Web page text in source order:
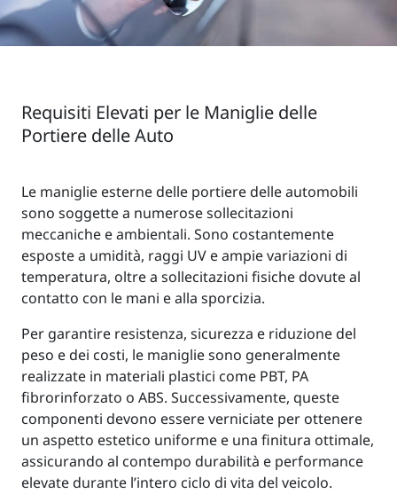
Requisiti Elevati per le Maniglie delle
Portiere delle Auto
Le maniglie esterne delle portiere delle automobili
sono soggette a numerose sollecitazioni
meccaniche e ambientali. Sono costantemente
esposte a umidità, raggi UV e ampie variazioni di
temperatura, oltre a sollecitazioni fisiche dovute al
contatto con le mani e alla sporcizia.
Per garantire resistenza, sicurezza e riduzione del
peso e dei costi, le maniglie sono generalmente
realizzate in materiali plastici come PBT, PA
fibrorinforzato o ABS. Successivamente, queste
componenti devono essere verniciate per ottenere
un aspetto estetico uniforme e una finitura ottimale,
assicurando al contempo durabilità e performance
elevate durante l’intero ciclo di vita del veicolo.